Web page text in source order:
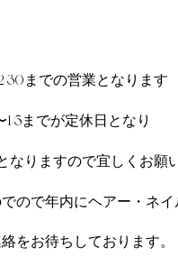
30までの営業となります
1/5までが定休日となり
なりますので宜しくお願
ので年内にヘアー・ネ
をお待ちしております。